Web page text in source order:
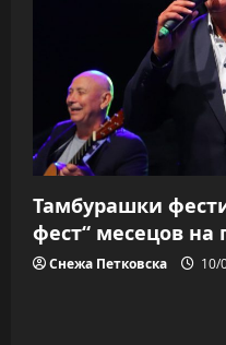
Тамбурашки
фест“ месецов на
Снежа Петковска 10/